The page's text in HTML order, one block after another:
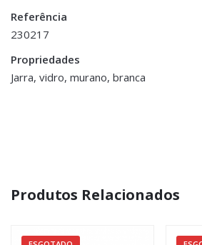
Referência
230217
Propriedades
Jarra, vidro, murano, branca
You must be <a href="https://
conta/">logged in</a> to post a review.
Produtos Relacionados